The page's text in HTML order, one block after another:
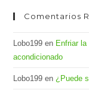
Comentarios
Lobo199 en Enfriar
acondicionado
Lobo199 en¿Puede